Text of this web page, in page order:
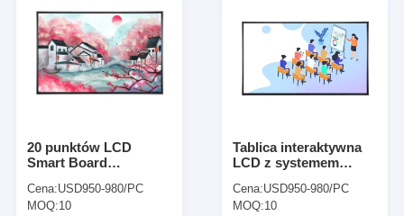
inteligentna tablica lcd
Tablica interaktywna LED
Tablica interaktywna „wszystko w jednej”
przenośna tablica interaktywna
20 punktów LCD
Smart Board
Blue Eyes LAN WIFI
Bluetooth
Cena:USD950-980/PC
MOQ:10
Tablica interaktywna
LCD z systemem
8 RS232 Wifi Smart
Board
Cena:USD950-980/PC
MOQ:10